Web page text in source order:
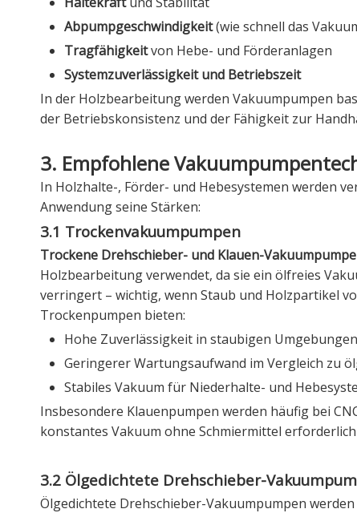
Abpumpgeschwindigkeit(wie schnell das
Tragfähigkeitvon Hebe- und Förderanlagen
Systemzuverlässigkeit und Betriebszeit
In der Holzbearbeitung werden Vakuumpumpen
der Betriebskonsistenz und der Fähigkeit zur
3. Empfohlene
In Holzhalte-, Förder- und Hebesystemen werden
Anwendung seine Stärken:
3.1 Trockenvakuumpumpen
Trockene Drehschieber- und Klauen-
Holzbearbeitung verwendet, da sie ein ölfreies
verringert – wichtig, wenn Staub und Holzpartikel
Trockenpumpen bieten:
Hohe Zuverlässigkeit in staubigen Umgebungen
Geringerer Wartungsaufwand im Vergleich zu
Stabiles Vakuum für Niederhalte- und
Insbesondere Klauenpumpen werden häufig bei
konstantes Vakuum ohne Schmiermittel
3.2 Ölgedichtete Drehschieber-
Ölgedichtete Drehschieber-Vakuumpumpen